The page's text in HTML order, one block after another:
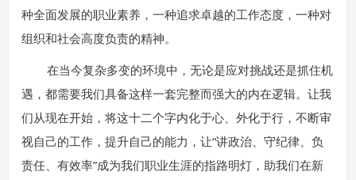
种全面发展的职业素养，一种追求卓越的工作态度，一种对
组织和社会高度负责的精神。
在当今复杂多变的环境中，无论是应对挑战还是抓住机
遇，都需要我们具备这样一套完整而强大的内在逻辑。让我
们从现在开始，将这十二个字内化于心、外化于行，不断审
视自己的工作，提升自己的能力，让“讲政治、守纪律、负
责任、有效率”成为我们职业生涯的指路明灯，助我们在新